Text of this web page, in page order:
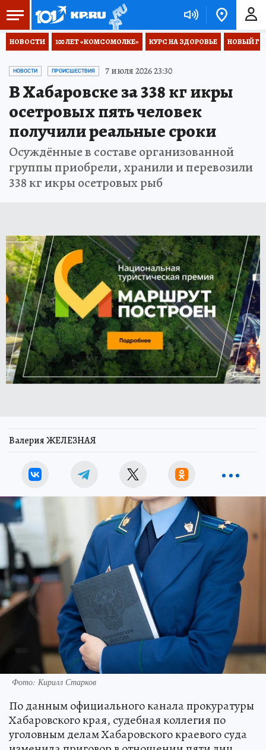
НОВОСТИ 100 ЛЕТ «КОМСОМОЛКЕ» КУРС НА ЗДОРОВЬЕ НОВЫЙ
НОВОСТИ ПРОИСШЕСТВИЯ 7 июля 2026 23:30
В Хабаровске за 338 кг икры
осетровых пять человек
получили реальные сроки
Осуждённые в составе организованной
группы приобрели, хранили и перевозили
338 кг икры осетровых рыб
Валерия ЖЕЛЕЗНАЯ
Фото: Кирилл Старков
По данным официального канала прокуратуры
Хабаровского края, судебная коллегия по
уголовным делам Хабаровского краевого суда